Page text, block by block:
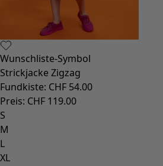
Wunschliste-Symbol
Strickjacke Zigzag
Fundkiste: CHF 54.00
Preis: CHF 119.00
S
M
L
XL